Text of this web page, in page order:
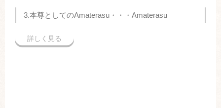
3.本尊としてのAmaterasu・・・Amaterasu
詳しく見る